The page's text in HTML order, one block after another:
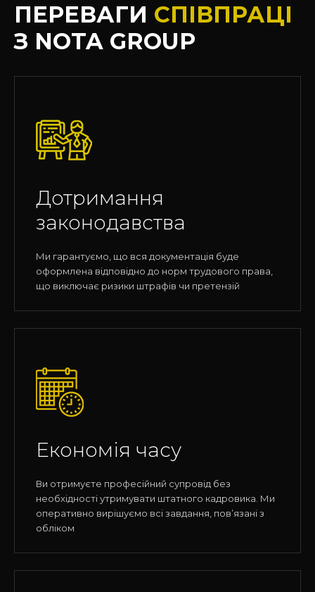
ПЕРЕВАГИ СПІВПРАЦІ
З NOTA GROUP
Дотримання
законодавства
Ми гарантуємо, що вся документація буде
оформлена відповідно до норм трудового права,
що виключає ризики штрафів чи претензій
Економія часу
Ви отримуєте професійний супровід без
необхідності утримувати штатного кадровика. Ми
оперативно вирішуємо всі завдання, пов’язані з
обліком